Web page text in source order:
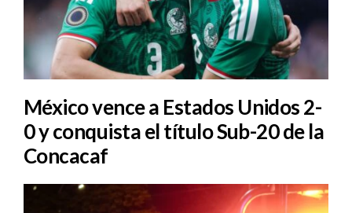
México vence a Estados Unidos 2-
0 y conquista el título Sub-20 de la
Concacaf